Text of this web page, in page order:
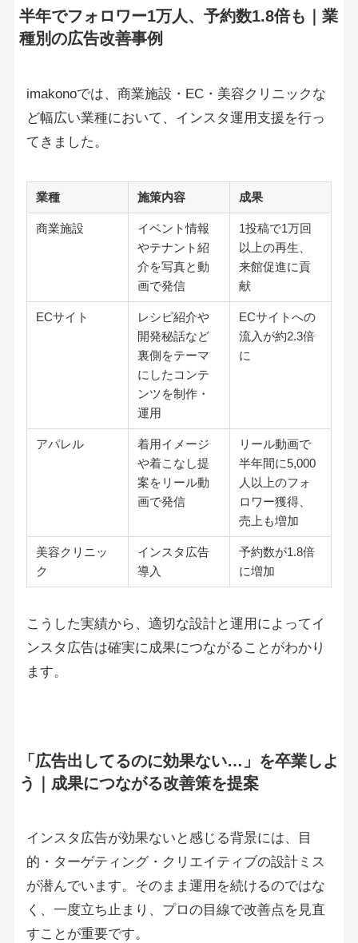
半年でフォロワー1万人、予約数1.8倍も｜業
種別の広告改善事例
imakonoでは、商業施設・EC・美容クリニックな
ど幅広い業種において、インスタ運用支援を行っ
てきました。
業種 施策内容 成果
商業施設
イベント情報
やテナント紹
介を写真と動
画で発信
1投稿で1万回
以上の再生、
来館促進に貢
献
ECサイト
レシピ紹介や
開発秘話など
裏側をテーマ
にしたコンテ
ンツを制作・
運用
ECサイトへの
流入が約2.3倍
に
アパレル
着用イメージ
や着こなし提
案をリール動
画で発信
リール動画で
半年間に5,000
人以上のフォ
ロワー獲得、
売上も増加
美容クリニッ
ク
インスタ広告
導入
予約数が1.8倍
に増加
こうした実績から、適切な設計と運用によってイ
ンスタ広告は確実に成果につながることがわかり
ます。
「広告出してるのに効果ない…」を卒業しよ
う｜成果につながる改善策を提案
インスタ広告が効果ないと感じる背景には、目
的・ターゲティング・クリエイティブの設計ミス
が潜んでいます。そのまま運用を続けるのではな
く、一度立ち止まり、プロの目線で改善点を見直
すことが重要です。